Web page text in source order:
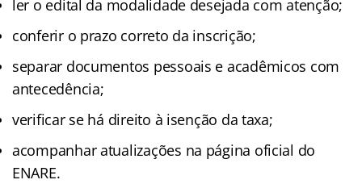
ler o edital da modalidade desejada com atenção;
conferir o prazo correto da inscrição;
separar documentos pessoais e acadêmicos com
antecedência;
verificar se há direito à isenção da taxa;
acompanhar atualizações na página oficial do
ENARE.